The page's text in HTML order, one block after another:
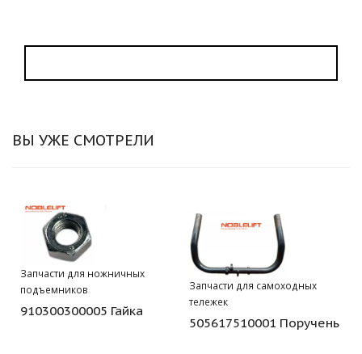
ВЫ УЖЕ СМОТРЕЛИ
Запчасти для ножничных
подъемников
910300300005 Гайка
Запчасти для самоходных
тележек
505617510001 Поручень